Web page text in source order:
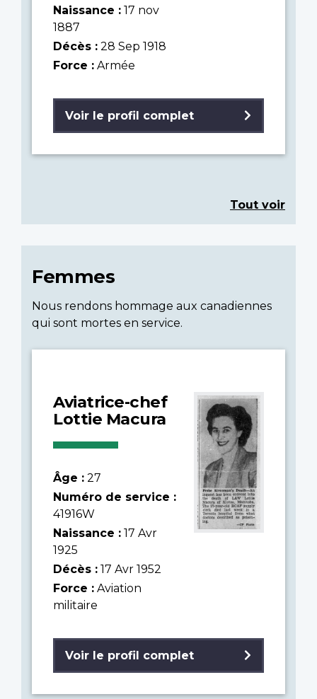
Naissance : 17 nov
1887
Décès : 28 Sep 1918
Force : Armée
Voir le profil complet
Tout voir
Femmes
Nous rendons hommage aux canadiennes
qui sont mortes en service.
Aviatrice-chef
Lottie Macura
Âge : 27
Numéro de service :
41916W
Naissance : 17 Avr
1925
Décès : 17 Avr 1952
Force : Aviation
militaire
Voir le profil complet